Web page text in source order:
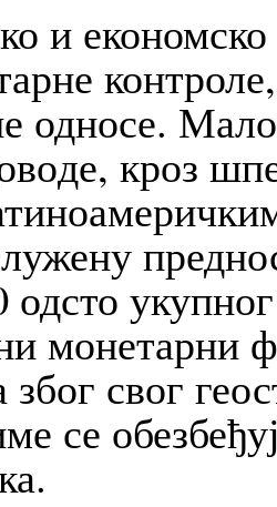
и
од­но­се.
кроз
монетарни
свог
се